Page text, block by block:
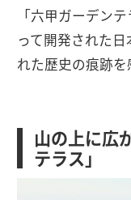
「六甲ガーデン
って開発された
れた歴史の痕跡を
山の上に広
テラス」